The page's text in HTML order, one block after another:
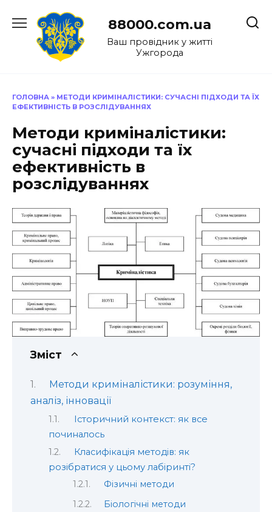
до
88000.com.ua
Ваш провідник у житті
Ужгорода
ГОЛОВНА » МЕТОДИ КРИМІНАЛІСТИКИ: СУЧАСНІ ПІДХОДИ ТА ЇХ
ЕФЕКТИВНІСТЬ В РОЗСЛІДУВАННЯХ
Методи криміналістики:
сучасні підходи та їх
ефективність в
розслідуваннях
Зміст
Методи криміналістики: розуміння,
аналіз, інновації
Історичний контекст: як все
починалось
Класифікація методів: як
розібратися у цьому лабіринті?
Фізичні методи
Біологічні методи